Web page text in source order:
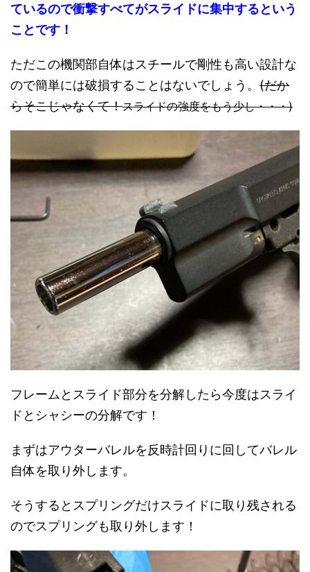
ているので衝撃すべてがスライドに集中するという
ことです！
ただこの機関部自体はスチールで剛性も高い設計な
ので簡単には破損することはないでしょう。 (だか
らそこじゃなくて！スライドの強度をもう少し・・・)
フレームとスライド部分を分解したら今度はスライ
ドとシャシーの分解です！
まずはアウターバレルを反時計回りに回してバレル
自体を取り外します。
そうするとスプリングだけスライドに取り残される
のでスプリングも取り外します！